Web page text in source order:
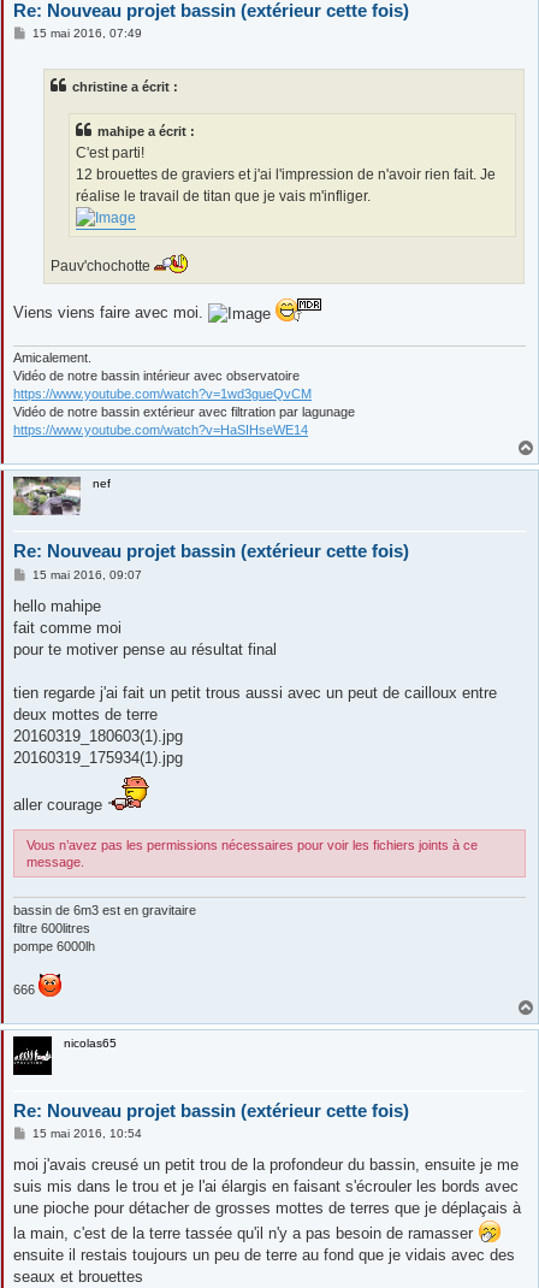
Re: Nouveau projet bassin (extérieur cette fois)
M15 mai 2016, 07:49
christine a écrit :
mahipe a écrit :
C'est parti!
12 brouettes de graviers et j'ai l'impression de n'avoir rien fait. Je
réalise le travail de titan que je vais m'infliger.
Pauv'chochotte
Viens viens faire avec moi.
Amicalement.
Vidéo de notre bassin intérieur avec observatoire
https://www.youtube.com/watch?v=1wd3gueQvCM
Vidéo de notre bassin extérieur avec filtration par lagunage
https://www.youtube.com/watch?v=HaSIHseWE14
nef
Re: Nouveau projet bassin (extérieur cette fois)
M
s
a
g
15 mai 2016, 09:07
hello mahipe
fait comme moi
pour te motiver pense au résultat final
tien regarde j'ai fait un petit trous aussi avec un peut de cailloux entre
deux mottes de terre
20160319_180603(1).jpg
20160319_175934(1).jpg
aller courage
Vous n’avez pas les permissions nécessaires pour voir les fichiers joints à ce
message.
bassin de 6m3 est en gravitaire
filtre 600litres
pompe 6000lh
666
nicolas65
Re: Nouveau projet bassin (extérieur cette fois)
M
s
a
g
15 mai 2016, 10:54
moi j'avais creusé un petit trou de la profondeur du bassin, ensuite je me
suis mis dans le trou et je l'ai élargis en faisant s'écrouler les bords avec
une pioche pour détacher de grosses mottes de terres que je déplaçais à
la main, c'est de la terre tassée qu'il n'y a pas besoin de ramasser
ensuite il restais toujours un peu de terre au fond que je vidais avec des
seaux et brouettes